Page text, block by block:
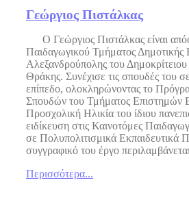
Γεώργιος Πιστάλκας
Ο Γεώργιος Πιστάλκας είναι
Παιδαγωγικού Τμήματος Δημοτικής
Αλεξανδρούπολης του
Θράκης. Συνέχισε τις σπουδές του
επίπεδο, ολοκληρώνοντας το
Σπουδών του Τμήματος Επιστημών
Προσχολική Ηλικία του ίδιου
ειδίκευση στις Καινοτόμες
σε Πολυπολιτισμικά Εκπαιδευτικά
συγγραφικό του έργο
Περισσότερα...